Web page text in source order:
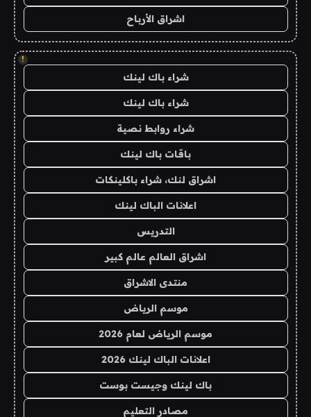
اشراق الأرباح
!
شراء باك لينك
شراء باك لينك
شراء روابط نصية
باقات باك لينك
اشراق لنك، شراء باكلينكات
اعلانات الباك لينك
التدريس
اشراق العالم عالم كبير
منتدى الاشراق
موسم الرياض
موسم الرياض لعام 2026
اعلانات الباك لينك 2026
باك لينك وجيست بوست
مصادر التعليم